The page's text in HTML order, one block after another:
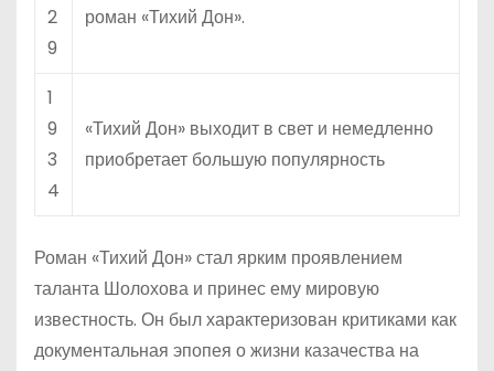
2
9
роман «Тихий Дон».
1
9
3
4
«Тихий Дон» выходит в свет и немедленно
приобретает большую популярность
Роман «Тихий Дон» стал ярким проявлением
таланта Шолохова и принес ему мировую
известность. Он был характеризован критиками как
документальная эпопея о жизни казачества на